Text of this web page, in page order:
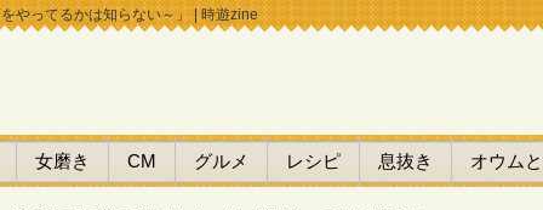
やってるかは知らない～」 | 時遊zine
女磨き CM グルメ レシピ 息抜き オウム